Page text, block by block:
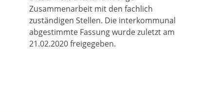
Zusammenarbeit mit den fachlich
zuständigen Stellen. Die interkommunal
abgestimmte Fassung wurde zuletzt am
21.02.2020 freigegeben.